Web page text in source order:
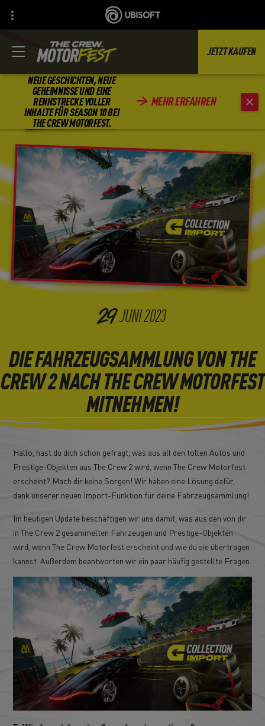
NEUE GESCHICHTEN, NEUE
GEHEIMNISSE UND EINE
RENNSTRECKE VOLLER
INHALTE FÜR SEASON 10 BEI
THE CREW MOTORFEST.
MEHR ERFAHREN
JETZT KAUFEN
ZURÜCK
29JUNI2023
DIE FAHRZEUGSAMMLUNG VON THE
CREW 2 NACH THE CREW MOTORFEST
MITNEHMEN!
Hallo, hast du dich schon gefragt, was aus all den tollen Autos und
Prestige-Objekten aus The Crew 2 wird, wenn The Crew Motorfest
erscheint? Mach dir keine Sorgen! Wir haben eine Lösung dafür,
dank unserer neuen Import-Funktion für deine Fahrzeugsammlung!
Im heutigen Update beschäftigen wir uns damit, was aus den von dir
in The Crew 2 gesammelten Fahrzeugen und Prestige-Objekten
wird, wenn The Crew Motorfest erscheint und wie du sie übertragen
kannst. Außerdem beantworten wir ein paar häufig gestellte Fragen.